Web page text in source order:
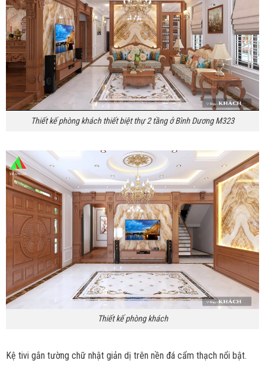
Thiết kế phòng khách thiết biệt thự 2 tầng ở Bình Dương M323
Thiết kế phòng khách
Kệ tivi gắn tường chữ nhật giản dị trên nền đá cẩm thạch nổi bật.